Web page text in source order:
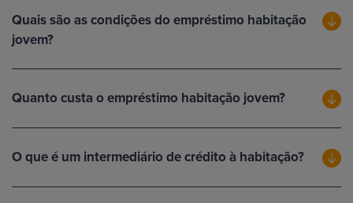
Quais são as condições do empréstimo habitação
jovem?
Quanto custa o empréstimo habitação jovem?
O que é um intermediário de crédito à habitação?